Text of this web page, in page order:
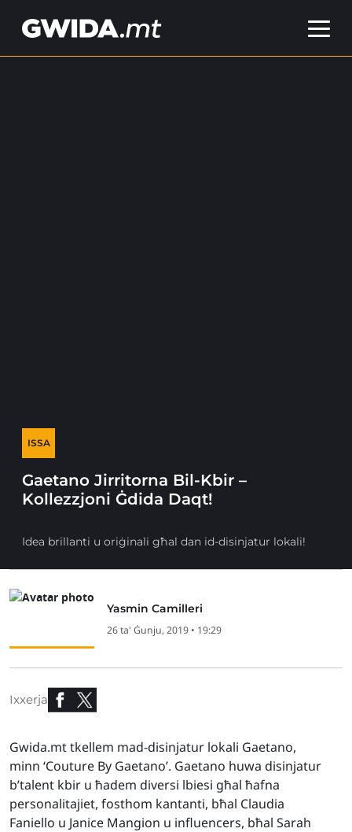
ISSA
Gaetano Jirritorna Bil-Kbir –
Kollezzjoni Ġdida Daqt!
Idea brillanti u oriġinali għal dan id-disinjatur lokali!
Yasmin Camilleri
26 ta' Ġunju, 2019 • 19:29
Ixxerja
Gwida.mt tkellem mad-disinjatur lokali Gaetano,
minn ‘Couture By Gaetano’. Gaetano huwa disinjatur
b’talent kbir u ħadem diversi lbiesi għal ħafna
personalitajiet, fosthom kantanti, bħal Claudia
Faniello u Janice Mangion u influencers, bħal Sarah